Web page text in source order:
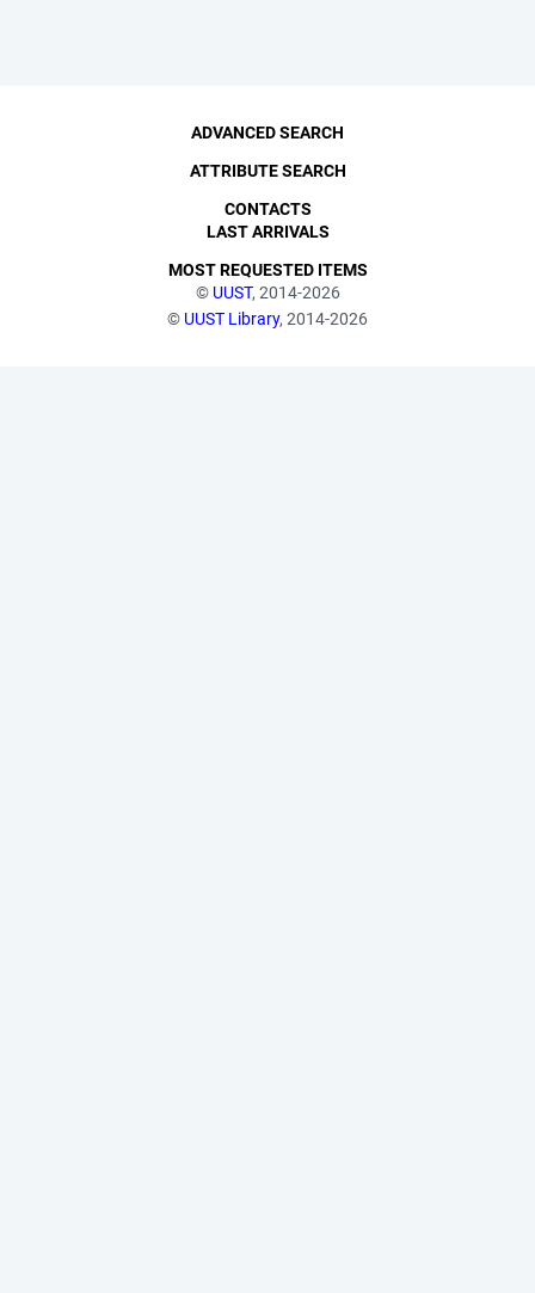
© UUST, 2014-2026
© UUST Library, 2014-2026
ADVANCED SEARCH
ATTRIBUTE SEARCH
CONTACTS
LAST ARRIVALS
MOST REQUESTED ITEMS